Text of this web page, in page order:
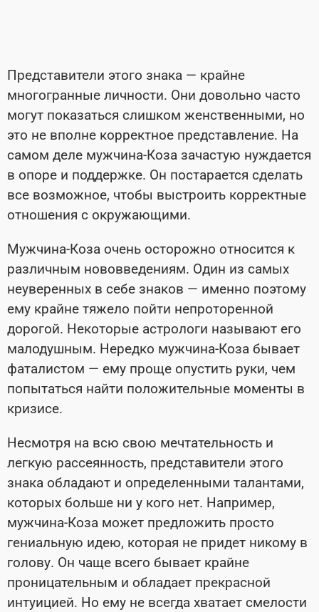
Представители этого знака — крайне
многогранные личности. Они довольно часто
могут показаться слишком женственными, но
это не вполне корректное представление. На
самом деле мужчина-Коза зачастую нуждается
в опоре и поддержке. Он постарается сделать
все возможное, чтобы выстроить корректные
отношения с окружающими.
Мужчина-Коза очень осторожно относится к
различным нововведениям. Один из самых
неуверенных в себе знаков — именно поэтому
ему крайне тяжело пойти непроторенной
дорогой. Некоторые астрологи называют его
малодушным. Нередко мужчина-Коза бывает
фаталистом — ему проще опустить руки, чем
попытаться найти положительные моменты в
кризисе.
Несмотря на всю свою мечтательность и
легкую рассеянность, представители этого
знака обладают и определенными талантами,
которых больше ни у кого нет. Например,
мужчина-Коза может предложить просто
гениальную идею, которая не придет никому в
голову. Он чаще всего бывает крайне
проницательным и обладает прекрасной
интуицией. Но ему не всегда хватает смелости